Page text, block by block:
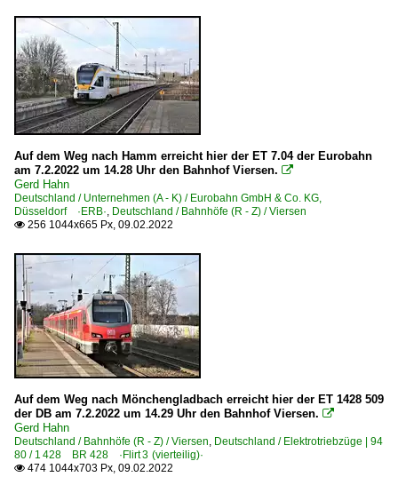
6 189 BR 189 ·ES 64 F4· Private
6 193 BR 193 ·Vectron AC/MS·
Elektrotriebzüge | 93 8x | ICE - IC
ICE 4 BR 412 · x 412 · x 812
Elektrotriebzüge | 94 80
0 428 BR 428 ·Flirt (vierteilig)·
1 428 BR 428 ·Flirt 3 (vierteilig)·
RB-, RE-Linien in NRW
RB 33 ·Rhein-Niers-Bahn·
Strecken | KBS 400-499
485 Aachen – Mönchengladbach – Düsseldorf –
Auf dem Weg nach Hamm erreicht hier der ET 7.04 der Eurobahn
am 7.2.2022 um 14.28 Uhr den Bahnhof Viersen. 
Gerd Hahn
Deutschland / Unternehmen (A - K) / Eurobahn GmbH & Co. KG,
Düsseldorf ·ERB·, Deutschland / Bahnhöfe (R - Z) / Viersen
 256 1044x665 Px, 09.02.2022
Auf dem Weg nach Mönchengladbach erreicht hier der ET 1428 509
der DB am 7.2.2022 um 14.29 Uhr den Bahnhof Viersen. 
Gerd Hahn
Deutschland / Bahnhöfe (R - Z) / Viersen, Deutschland / Elektrotriebzüge | 94
80 / 1 428 BR 428 ·Flirt 3 (vierteilig)·
 474 1044x703 Px, 09.02.2022